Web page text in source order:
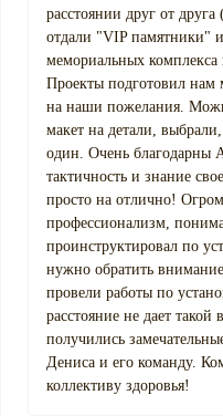
расстоянии друг от
отдали "VIP памятники"
мемориальных комплекса
Проекты подготовил нам
на наши пожелания.
макет на детали,
один. Очень благодарны
тактичность и знание
просто на отлично!
профессионализм,
проинструктировал по
нужно обратить
провели работы по
расстояние не дает
получились
Дениса и его команду.
коллективу здоровья!